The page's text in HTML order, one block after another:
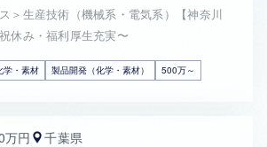
＞生産技術（機械系・電気系）【神奈川
休み・福利厚生充実〜
学・素材 製品開発（化学・素材） 500万～
万円 千葉県